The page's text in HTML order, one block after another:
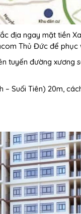
địa ngay mặt tiền
Thủ Đức để phục
tuyến đường xương
Suối Tiên) 20m,